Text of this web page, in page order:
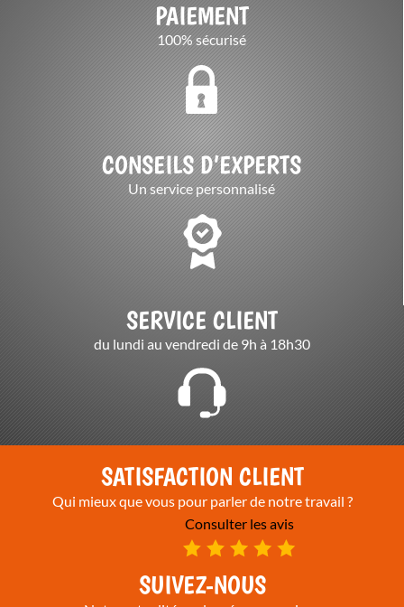
PAIEMENT
100% sécurisé
CONSEILS D’EXPERTS
Un service personnalisé
SERVICE CLIENT
du lundi au vendredi de 9h à 18h30
SATISFACTION CLIENT
Qui mieux que vous pour parler de notre travail ?
Consulter les avis
SUIVEZ-NOUS